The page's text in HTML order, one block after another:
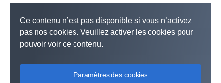
Ce contenu n’est pas disponible si vous n’activez
pas nos cookies. Veuillez activer les cookies pour
pouvoir voir ce contenu.
Paramètres des cookies